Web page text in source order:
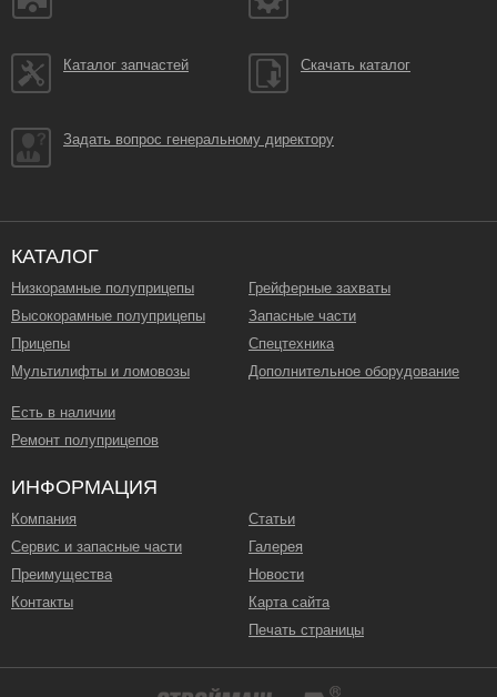
Каталог запчастей Скачать каталог
Задать вопрос генеральному директору
КАТАЛОГ
Низкорамные полуприцепы
Высокорамные полуприцепы
Прицепы
Мультилифты и ломовозы
Грейферные захваты
Запасные части
Спецтехника
Дополнительное оборудование
Есть в наличии
Ремонт полуприцепов
ИНФОРМАЦИЯ
Компания
Сервис и запасные части
Преимущества
Контакты
Статьи
Галерея
Новости
Карта сайта
Печать страницы